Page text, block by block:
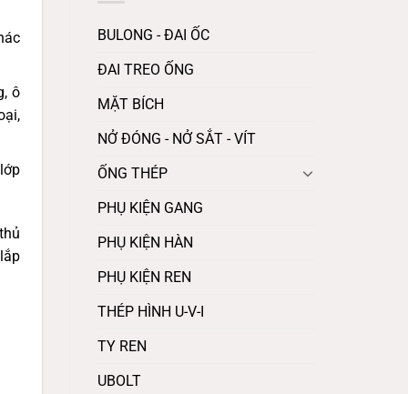
ô
BULONG - ĐAI ỐC
ĐAI TREO ỐNG
MẶT BÍCH
NỞ ĐÓNG - NỞ SẮT - VÍT
ỐNG THÉP
PHỤ KIỆN GANG
PHỤ KIỆN HÀN
PHỤ KIỆN REN
THÉP HÌNH U-V-I
TY REN
UBOLT